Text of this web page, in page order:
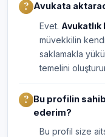
Avukata
Evet. Avukatlık
müvekkilin
saklamakla
temelini
Bu profilin
ederim?
Bu profil size